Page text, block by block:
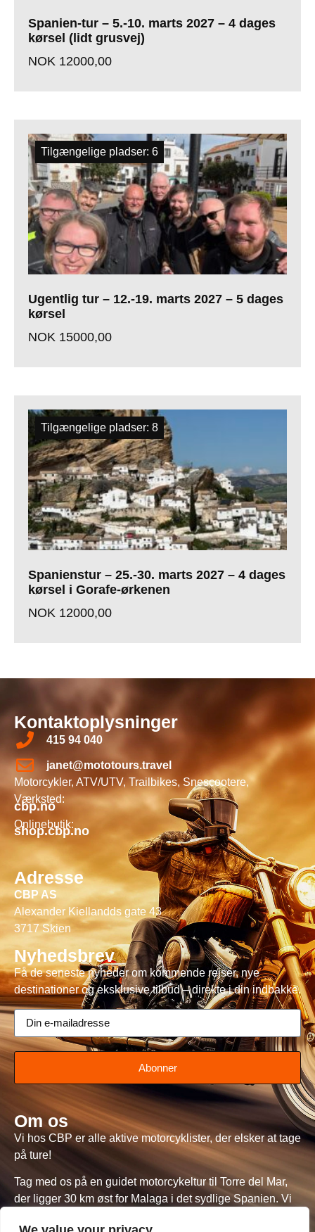
Spanien-tur – 5.-10. marts 2027 – 4 dages
kørsel (lidt grusvej)
NOK 12000,00
Ugentlig tur – 12.-19. marts 2027 – 5 dages
kørsel
NOK 15000,00
Tilgængelige pladser: 6
Spanienstur – 25.-30. marts 2027 – 4 dages
kørsel i Gorafe-ørkenen
NOK 12000,00
Tilgængelige pladser: 8
Kontaktoplysninger
415 94 040
janet@mototours.travel
Motorcykler, ATV/UTV, Trailbikes, Snescootere,
Værksted:
cbp.no
Onlinebutik:
shop.cbp.no
Adresse
CBP AS
Alexander Kiellandds gate 43
3717 Skien
Nyhedsbrev
Få de seneste nyheder om kommende rejser, nye
destinationer og eksklusive tilbud – direkte i din indbakke.
Abonner
Om os
Vi hos CBP er alle aktive motorcyklister, der elsker at tage
på ture!
Tag med os på en guidet motorcykeltur til Torre del Mar,
der ligger 30 km øst for Malaga i det sydlige Spanien. Vi